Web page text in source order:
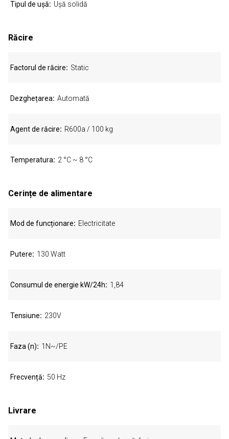
Tipul de ușă Ușă solidă
Răcire
Factorul de răcire Static
Dezghețarea Automată
Agent de răcire R600a / 100 kg
Temperatura 2 °C ~ 8 °C
Cerințe de alimentare
Mod de funcționare Electricitate
Putere 130 Watt
Consumul de energie kW/24h 1,84
Tensiune 230V
Faza (n) 1N~/PE
Frecvență 50 Hz
Livrare